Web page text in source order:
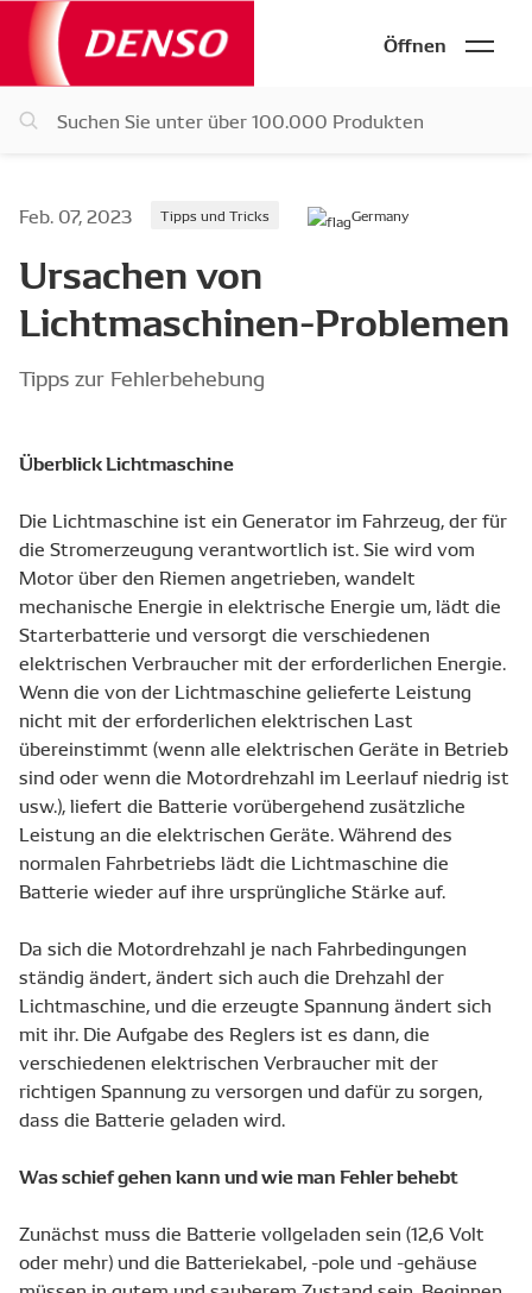
Öffnen
Feb. 07, 2023 Tipps und Tricks Germany
Ursachen von
Lichtmaschinen-Problemen
Tipps zur Fehlerbehebung
Überblick Lichtmaschine
Die Lichtmaschine ist ein Generator im Fahrzeug, der für
die Stromerzeugung verantwortlich ist. Sie wird vom
Motor über den Riemen angetrieben, wandelt
mechanische Energie in elektrische Energie um, lädt die
Starterbatterie und versorgt die verschiedenen
elektrischen Verbraucher mit der erforderlichen Energie.
Wenn die von der Lichtmaschine gelieferte Leistung
nicht mit der erforderlichen elektrischen Last
übereinstimmt (wenn alle elektrischen Geräte in Betrieb
sind oder wenn die Motordrehzahl im Leerlauf niedrig ist
usw.), liefert die Batterie vorübergehend zusätzliche
Leistung an die elektrischen Geräte. Während des
normalen Fahrbetriebs lädt die Lichtmaschine die
Batterie wieder auf ihre ursprüngliche Stärke auf.
Da sich die Motordrehzahl je nach Fahrbedingungen
ständig ändert, ändert sich auch die Drehzahl der
Lichtmaschine, und die erzeugte Spannung ändert sich
mit ihr. Die Aufgabe des Reglers ist es dann, die
verschiedenen elektrischen Verbraucher mit der
richtigen Spannung zu versorgen und dafür zu sorgen,
dass die Batterie geladen wird.
Was schief gehen kann und wie man Fehler behebt
Zunächst muss die Batterie vollgeladen sein (12,6 Volt
oder mehr) und die Batteriekabel, -pole und -gehäuse